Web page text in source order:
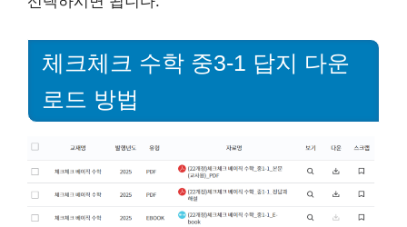
체크체크 수학 중3-1 답지 다운
로드 방법